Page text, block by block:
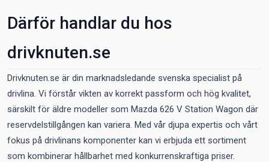
Därför handlar du hos
drivknuten.se
Drivknuten.se är din marknadsledande svenska specialist på
drivlina. Vi förstår vikten av korrekt passform och hög kvalitet,
särskilt för äldre modeller som Mazda 626 V Station Wagon där
reservdelstillgången kan variera. Med vår djupa expertis och vårt
fokus på drivlinans komponenter kan vi erbjuda ett sortiment
som kombinerar hållbarhet med konkurrenskraftiga priser.